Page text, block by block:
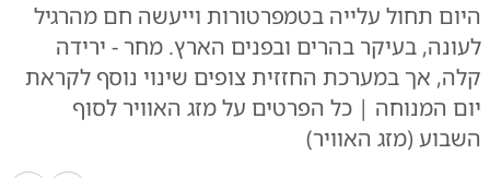
היום תחול עלייה בטמפרטורות וייעשה חם מהרגיל
לעונה, בעיקר בהרים ובפנים הארץ. מחר - ירידה
קלה, אך במערכת החזזית צופים שינוי נוסף לקראת
יום המנוחה | כל הפרטים על מזג האוויר לסוף
השבוע (מזג האוויר)